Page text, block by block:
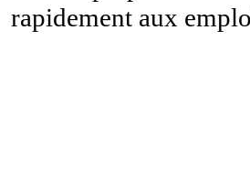
rapidement aux